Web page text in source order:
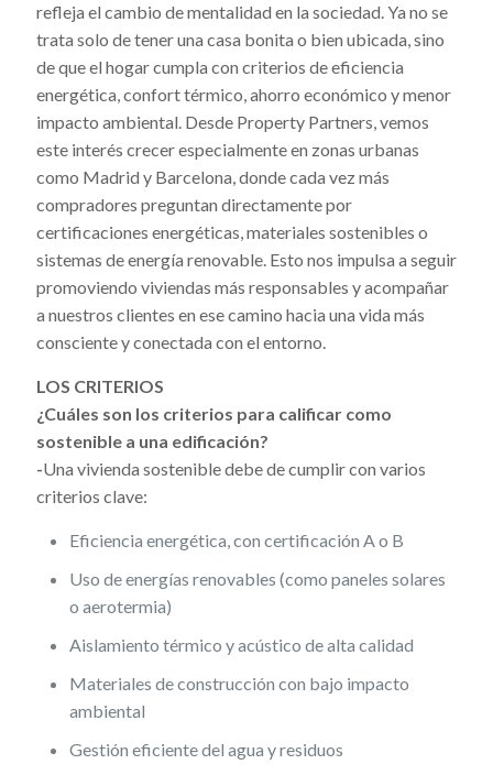
refleja el cambio de mentalidad en la sociedad. Ya no se
trata solo de tener una casa bonita o bien ubicada, sino
de que el hogar cumpla con criterios de eficiencia
energética, confort térmico, ahorro económico y menor
impacto ambiental. Desde Property Partners, vemos
este interés crecer especialmente en zonas urbanas
como Madrid y Barcelona, donde cada vez más
compradores preguntan directamente por
certificaciones energéticas, materiales sostenibles o
sistemas de energía renovable. Esto nos impulsa a seguir
promoviendo viviendas más responsables y acompañar
a nuestros clientes en ese camino hacia una vida más
consciente y conectada con el entorno.
LOS CRITERIOS
¿Cuáles son los criterios para calificar como
sostenible a una edificación?
-Una vivienda sostenible debe de cumplir con varios
criterios clave:
Eficiencia energética, con certificación A o B
Uso de energías renovables (como paneles solares
o aerotermia)
Aislamiento térmico y acústico de alta calidad
Materiales de construcción con bajo impacto
ambiental
Gestión eficiente del agua y residuos